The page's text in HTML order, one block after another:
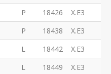
P 18426
X.E3
P 18438
X.E3
L 18442
X.E3
L 18449
X.E3